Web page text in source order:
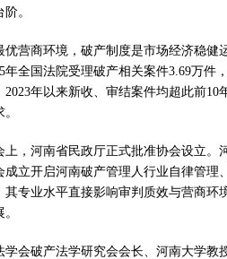
算力，正在重新“耕种”中原
河南省二十条硬核举措出炉 力促
河南省主汛期防汛抗旱工作专题
“几分钱”传言背后 河南西瓜价差
河南省党政代表团赴新疆考察对
河南可再生能源装机突破1亿千
。
优营商环境，破产制度是市场经济稳健
年全国法院受理破产相关案件3.69万件
2023年以来新收、审结案件均超此前
上，河南省民政厅正式批准协会设立
成立开启河南破产管理人行业自律管理
其专业水平直接影响审判质效与营商环
学会破产法学研究会会长、河南大学教